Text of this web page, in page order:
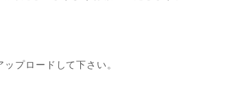
プロードして下さい。